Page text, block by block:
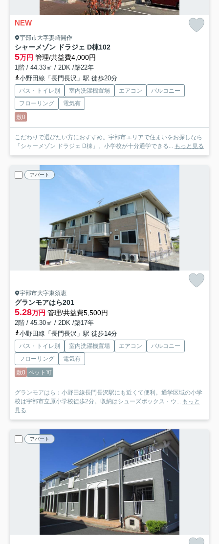
NEW
宇部市大字妻崎開作
シャーメゾン ドラジェ D棟102
5万円 管理/共益費4,000円
1階 / 44.33㎡ / 2DK /築22年
小野田線「長門長沢」駅 徒歩20分
バス・トイレ別 室内洗濯機置場 エアコン
バルコニー
フローリング
電気有
敷0
こだわりで選びたい方におすすめ。宇部市エリアで住まいをお探しなら
「シャーメゾン ドラジェ D棟」。小学校が十分通学できる... もっと見る
アパート
宇部市大字東須恵
グランモアはら201
5.28万円 管理/共益費5,500円
2階 / 45.30㎡ / 2DK /築17年
小野田線「長門長沢」駅 徒歩14分
バス・トイレ別 室内洗濯機置場 エアコン
バルコニー
フローリング
電気有
敷0 ペット可
グランモアはら：小野田線長門長沢駅にも近くて便利。通学区域の小学
校は宇部市立原小学校徒歩2分。収納はシューズボックス・ウ... もっと
見る
アパート